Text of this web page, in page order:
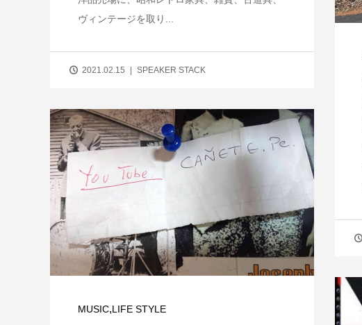
ヴィンテージを取り...
2021.02.15 SPEAKER STACK
MUSIC,LIFE STYLE